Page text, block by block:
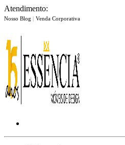
Atendimento:
Nosso Blog | Venda Corporativa